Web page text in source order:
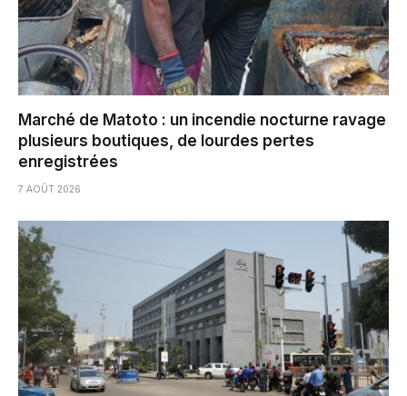
Marché de Matoto : un incendie nocturne ravage
plusieurs boutiques, de lourdes pertes
enregistrées
7 AOÛT 2026